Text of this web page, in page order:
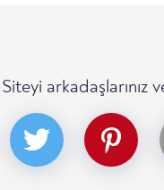
Siteyi arkadaşlarınız